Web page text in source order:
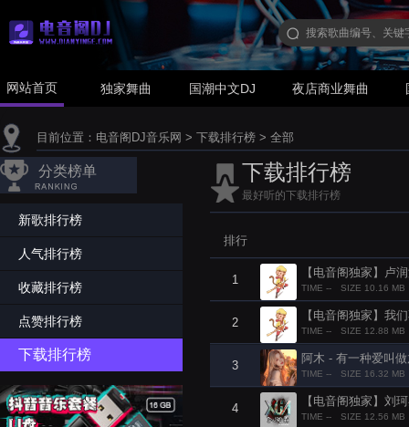
网站首页 独家舞曲 国潮中文DJ 夜店商业舞曲
目前位置： 电音阁DJ音乐网 > 下载排行榜 > 全部
分类榜单
新歌排行榜
人气排行榜
收藏排行榜
点赞排行榜
下载排行榜
下载排行榜
最好听的下载排行榜
排行
1
【电音阁独家】卢
TIME -- SIZE 10.16 MB
2
【电音阁独家】我
TIME -- SIZE 12.88 MB
3
阿木 - 有一种爱叫
TIME -- SIZE 16.32 MB
4
【电音阁独家】刘
TIME -- SIZE 12.56 MB